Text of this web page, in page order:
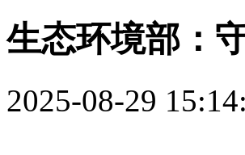
生态环境部：
2025-08-29